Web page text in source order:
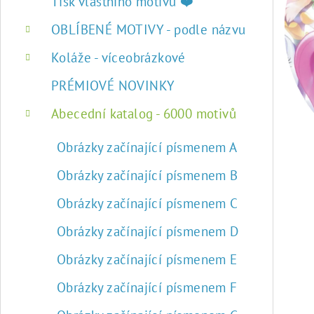
OBLÍBENÉ MOTIVY - podle názvu
Koláže - víceobrázkové
PRÉMIOVÉ NOVINKY
Abecední katalog - 6000 motivů
Obrázky začínající písmenem A
Obrázky začínající písmenem B
Obrázky začínající písmenem C
Obrázky začínající písmenem D
Obrázky začínající písmenem E
Obrázky začínající písmenem F